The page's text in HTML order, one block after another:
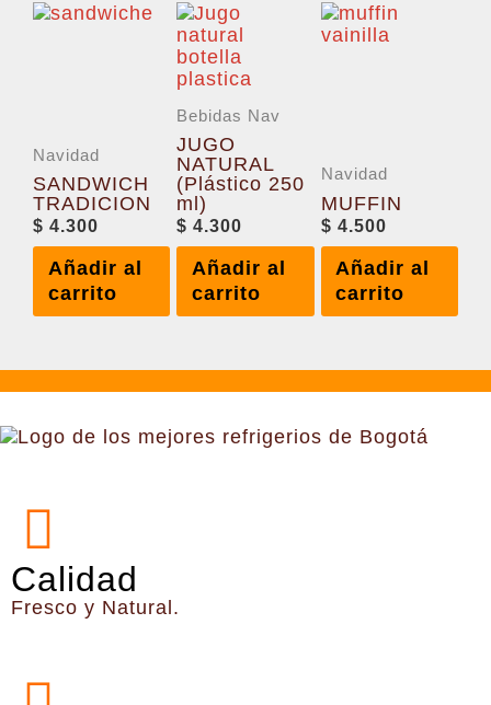
Navidad
SANDWICH
TRADICION
$ 4.300
Añadir al
carrito
Bebidas Nav
JUGO
NATURAL
(Plástico 250
ml)
$ 4.300
Añadir al
carrito
Navidad
MUFFIN
$ 4.500
Añadir al
carrito
Calidad
Fresco y Natural.